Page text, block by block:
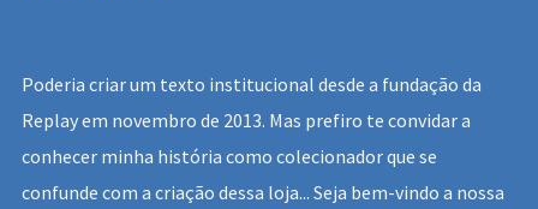
Poderia criar um texto institucional desde a fundação da
Replay em novembro de 2013. Mas prefiro te convidar a
conhecer minha história como colecionador que se
confunde com a criação dessa loja... Seja bem-vindo a nossa